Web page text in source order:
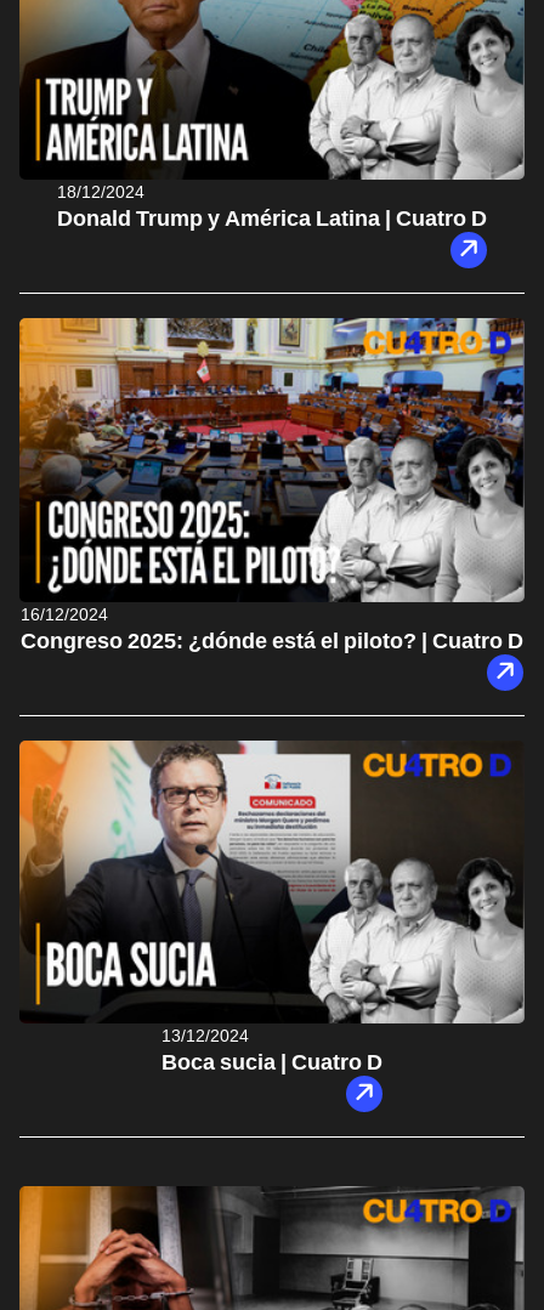
18/12/2024
Donald Trump y América Latina | Cuatro D
16/12/2024
Congreso 2025: ¿dónde está el piloto? | Cuatro D
13/12/2024
Boca sucia | Cuatro D